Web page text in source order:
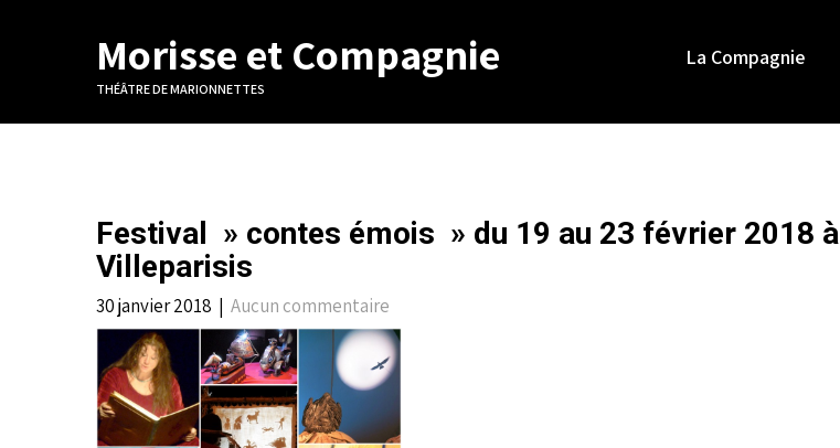
Morisse et Compagnie
THÉÂTRE DE MARIONNETTES
La Compagnie
Festival » contes émois » du 19 au 23 février 2018 à
Villeparisis
30 janvier 2018 | Aucun commentaire